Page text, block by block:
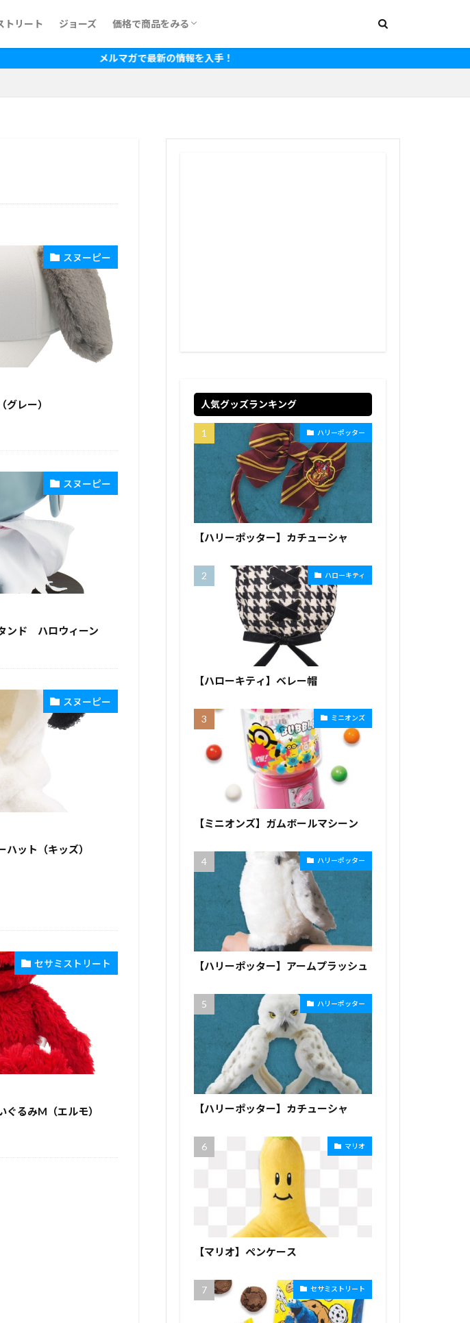
トリート ジョーズ 価格で商品をみる
~500円
500円~1,000円
1,000円~1,500円
1,500円~2,000円
2,000円~2,500円
2,500円~3,000円
3,000円~3,500円
3,500円~4,000円
4,000円~4,500円
4,500円~5,000円
5,000円~5,500円
5,500円~6,000円
6,500円~7,000円
7,500円~8,000円
10,000円~15,000円
15,000円~20,000円
メルマガで最新の情報を入手！
スヌーピー
グレー）
スヌーピー
ンド ハロウィーン
スヌーピー
ハット（キッズ）
セサミストリート
ぐるみM（エルモ）
人気グッズランキング
ハリーポッター
【ハリーポッター】カチューシャ
ハローキティ
【ハローキティ】ベレー帽
ミニオンズ
【ミニオンズ】ガムボールマシーン
ハリーポッター
【ハリーポッター】アームプラッシュ
ハリーポッター
【ハリーポッター】カチューシャ
マリオ
【マリオ】ペンケース
セサミストリート